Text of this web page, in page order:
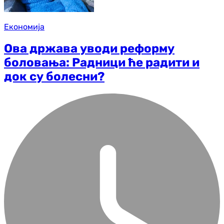
Економија
Ова држава уводи реформу
боловања: Радници ће радити и
док су болесни?